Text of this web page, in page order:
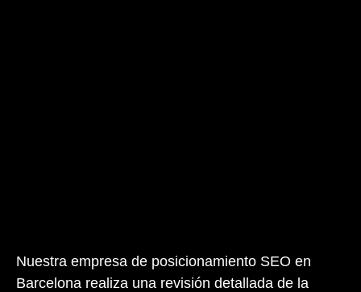
Nuestra empresa de posicionamiento SEO en
Barcelona realiza una revisión detallada de la